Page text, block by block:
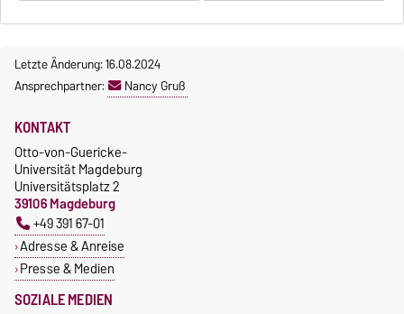
Letzte Änderung: 16.08.2024
Ansprechpartner:
Nancy Gruß
SOZIALE MEDIEN
KONTAKT
Otto-von-Guericke-
Universität Magdeburg
Universitätsplatz 2
39106 Magdeburg
+49 391 67-01
Adresse & Anreise
Presse & Medien